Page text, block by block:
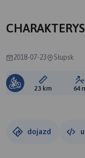
2018-07-23 Słupsk
Długość
23 km 64
dojazd